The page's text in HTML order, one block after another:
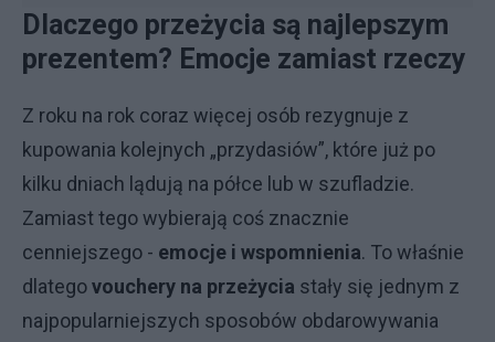
Dlaczego przeżycia są najlepszym
prezentem? Emocje zamiast rzeczy
Z roku na rok coraz więcej osób rezygnuje z
kupowania kolejnych „przydasiów”, które już po
kilku dniach lądują na półce lub w szufladzie.
Zamiast tego wybierają coś znacznie
cenniejszego - emocje i wspomnienia. To właśnie
dlategovouchery na przeżycia stały się jednym z
najpopularniejszych sposobów obdarowywania